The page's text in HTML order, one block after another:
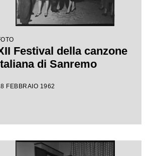
Festival della canzone
di Sanremo
FEBBRAIO 1962